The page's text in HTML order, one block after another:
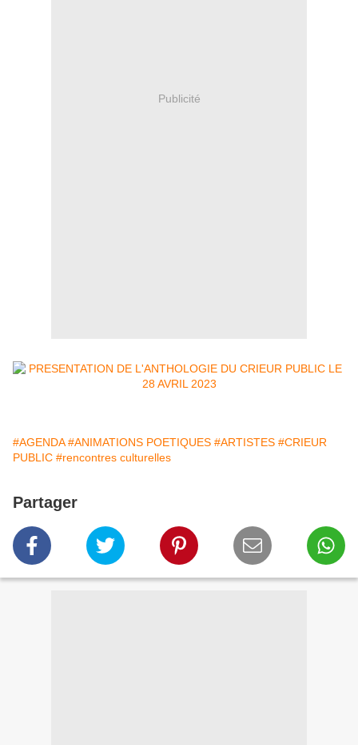
Publicité
#AGENDA #ANIMATIONS POETIQUES #ARTISTES #CRIEUR
PUBLIC #rencontres culturelles
Partager